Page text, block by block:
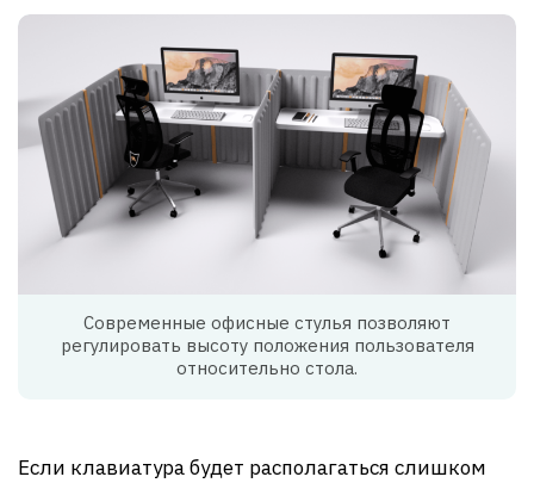
Современные офисные стулья позволяют
регулировать высоту положения пользователя
относительно стола.
Если клавиатура будет располагаться слишком